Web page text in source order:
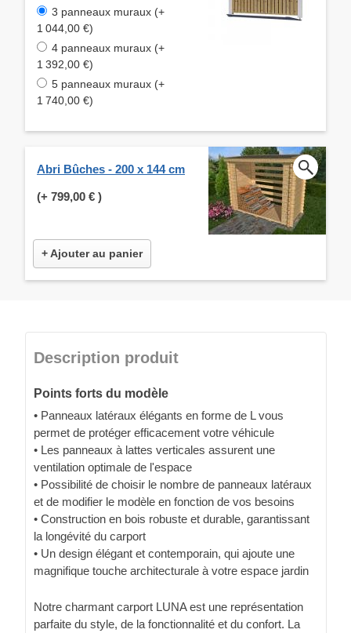
3 panneaux muraux (+
1 044,00 €)
4 panneaux muraux (+
1 392,00 €)
5 panneaux muraux (+
1 740,00 €)
Abri Bûches - 200 x 144 cm
(+ 799,00 € )
+ Ajouter au panier
Description produit
Points forts du modèle
• Panneaux latéraux élégants en forme de L vous
permet de protéger efficacement votre véhicule
• Les panneaux à lattes verticales assurent une
ventilation optimale de l'espace
• Possibilité de choisir le nombre de panneaux latéraux
et de modifier le modèle en fonction de vos besoins
• Construction en bois robuste et durable, garantissant
la longévité du carport
• Un design élégant et contemporain, qui ajoute une
magnifique touche architecturale à votre espace jardin
Notre charmant carport LUNA est une représentation
parfaite du style, de la fonctionnalité et du confort. La